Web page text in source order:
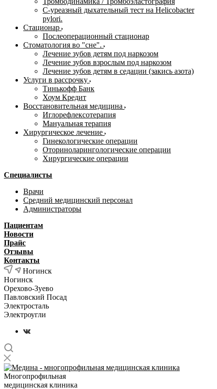
С-уреазный дыхательный тест на Helicobacter
pylori.
Стационар
Послеоперационный стационар
Стоматология во "сне".
Лечение зубов детям под наркозом
Лечение зубов взрослым под наркозом
Лечение зубов детям в седации (закись азота)
Услуги в рассрочку
Тинькофф Банк
Хоум Кредит
Восстановительная медицина
Иглорефлексотерапия
Мануальная терапия
Хирургическое лечение
Гинекологические операции
Оториноларингологические операции
Хирургические операции
Специалисты
Врачи
Средний медицинский персонал
Администраторы
Пациентам
Новости
Прайс
Отзывы
Контакты
Ногинск
Ногинск
Орехово-Зуево
Павловский Посад
Электросталь
Электроугли
Многопрофильная
медицинская клиника